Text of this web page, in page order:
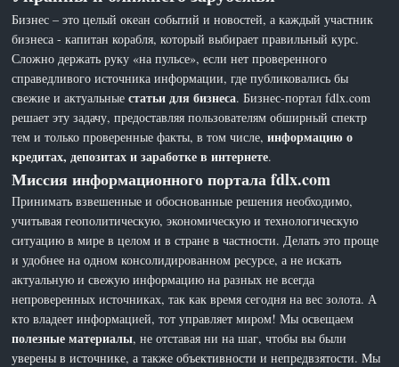
Бизнес – это целый океан событий и новостей, а каждый участник
бизнеса - капитан корабля, который выбирает правильный курс.
Сложно держать руку «на пульсе», если нет проверенного
справедливого источника информации, где публиковались бы
свежие и актуальныестатьи для бизнеса. Бизнес-портал fdlx.com
решает эту задачу, предоставляя пользователям обширный спектр
тем и только проверенные факты, в том числе,информацию о
кредитах, депозитах и заработке в интернете.
Миссия информационного портала fdlx.com
Принимать взвешенные и обоснованные решения необходимо,
учитывая геополитическую, экономическую и технологическую
ситуацию в мире в целом и в стране в частности. Делать это проще
и удобнее на одном консолидированном ресурсе, а не искать
актуальную и свежую информацию на разных не всегда
непроверенных источниках, так как время сегодня на вес золота. А
кто владеет информацией, тот управляет миром! Мы освещаем
полезные материалы, не отставая ни на шаг, чтобы вы были
уверены в источнике, а также объективности и непредвзятости. Мы